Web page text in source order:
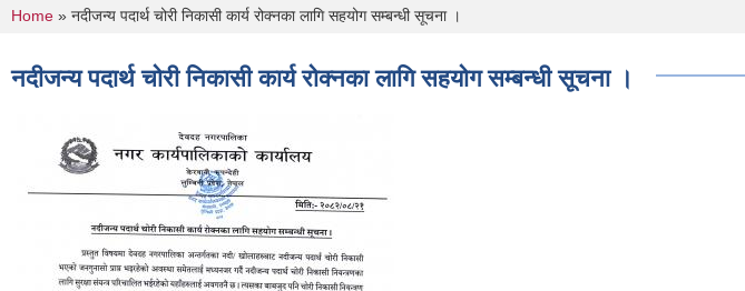
You are here
Home » नदीजन्य पदार्थ चोरी निकासी कार्य रोक्नका लागि सहयोग सम्बन्धी सूचना ।
नदीजन्य पदार्थ चोरी निकासी कार्य रोक्नका लागि सहयोग सम्बन्धी सूचना ।